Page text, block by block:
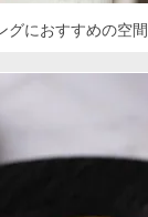
グにおすすめの空間